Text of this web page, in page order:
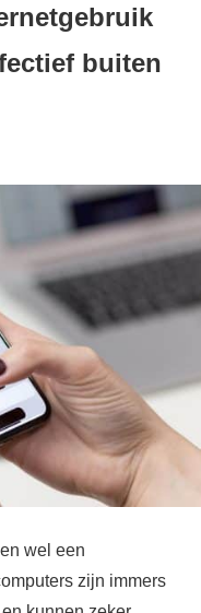
buiten
wel een
zijn immers